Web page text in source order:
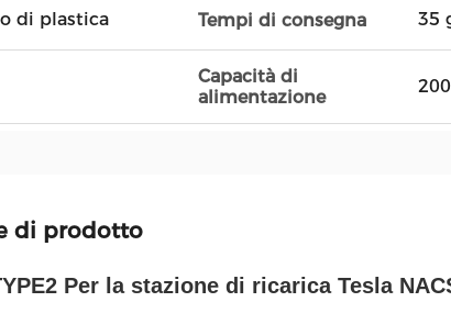
di plastica Tempi di consegna 35
Capacità di
alimentazione
di prodotto
Per la stazione di ricarica Tesla